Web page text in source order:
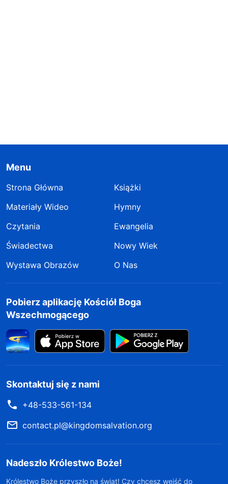
Menu
Strona Główna
Książki
Materiały Wideo
Hymny
Czytania
Ewangelia
Świadectwa
Nowy Wiek
Wystawa Obrazów
O Nas
Pobierz aplikację Kościół Boga
Wszechmogącego
Skontaktuj się z nami
+48-533-561-134
contact.pl@kingdomsalvation.org
Nadeszło Królestwo Boże!
Królestwo Boże przyszło na świat! Czy chcesz wejść do